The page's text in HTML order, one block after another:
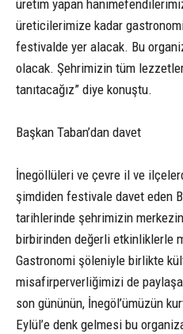
üretim yapan
üreticilerimize kadar
festivalde yer alacak. Bu
olacak. Şehrimizin tüm
tanıtacağız” diye konuştu.
Başkan Taban’dan davet
İnegöllüleri ve çevre il ve
şimdiden festivale davet eden
tarihlerinde şehrimizin
birbirinden değerli etkinliklerle
Gastronomi şöleniyle birlikte
misafirperverliğimizi de
son gününün, İnegöl’ümüzün
Eylül’e denk gelmesi bu